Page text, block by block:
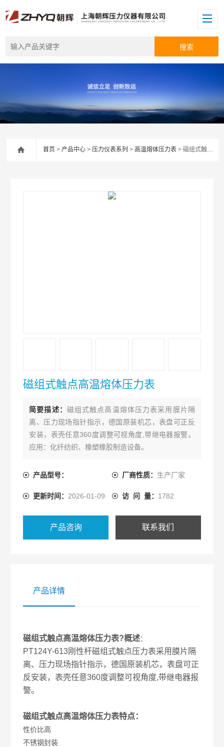
首页 >产品中心 >压力仪表系列 > 高温熔体压力表 > 磁组式触点高温熔体压力表
磁组式触点高温熔体压力表
简要描述： 磁组式触点高温熔体压力表采用膜片隔
离、压力现场指针指示，德国原装机芯，表盘可正反
安装，表壳任意360度调整可视角度,带继电器报警。
应用：化纤纺织、橡塑橡胶制造设备。
产品型号： 厂商性质： 生产厂家
更新时间： 2026-01-09 访 问 量： 1782
产品咨询 联系我们
产品详情
磁组式触点高温熔体压力表?概述：
PT124Y-613刚性杆磁组式触点压力表采用膜片隔
离、压力现场指针指示，德国原装机芯，表盘可正
反安装，表壳任意360度调整可视角度,带继电器报
警。
磁组式触点高温熔体压力表特点：
性价比高
不锈钢封装